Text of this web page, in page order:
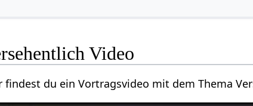
Versehentlich‏‎ Video